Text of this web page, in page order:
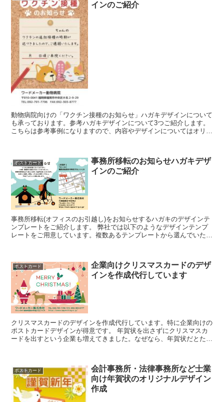
インのご紹介
動物病院向けの「ワクチン接種のお知らせ」ハガキデザインについて
も承っております。参考ハガキデザインについて3つご紹介します。
こちらは参考事例になりますので、内容やデザインについてはオリジ
ポストカード
事務所移転のお知らせハガキデザ
インのご紹介
事務所移転(オフィスのお引越し)をお知らせするハガキのデザインテ
ンプレートをご紹介します。 弊社では以下のようなデザインテンプ
レートをご用意しています。複数あるテンプレートから選んでいただ
ポストカード
企業向けクリスマスカードのデザ
インを作成代行しています
クリスマスカードのデザインを作成代行しています。特に企業向けの
ポストカードデザインが得意です。 年賀状を出さずにクリスマスカ
ードを出すという企業も増えてきました。なぜなら、年賀状だとたく
ポストカード
会計事務所・法律事務所など士業
向け年賀状のオリジナルデザイン
作成